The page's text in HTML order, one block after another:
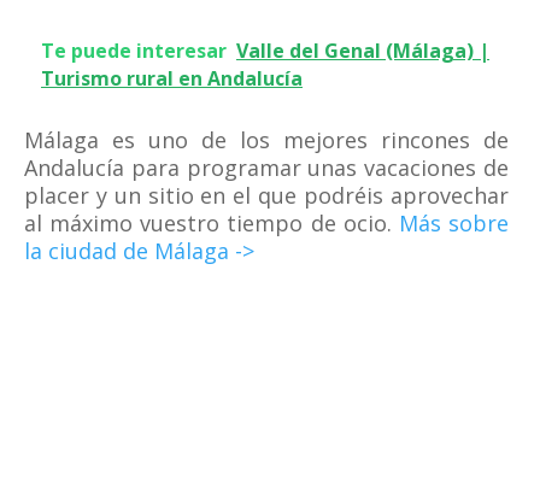
Te puede interesar Valle del Genal (Málaga) |
Turismo rural en Andalucía
Málaga es uno de los mejores rincones de
Andalucía para programar unas vacaciones de
placer y un sitio en el que podréis aprovechar
al máximo vuestro tiempo de ocio. Más sobre
la ciudad de Málaga ->